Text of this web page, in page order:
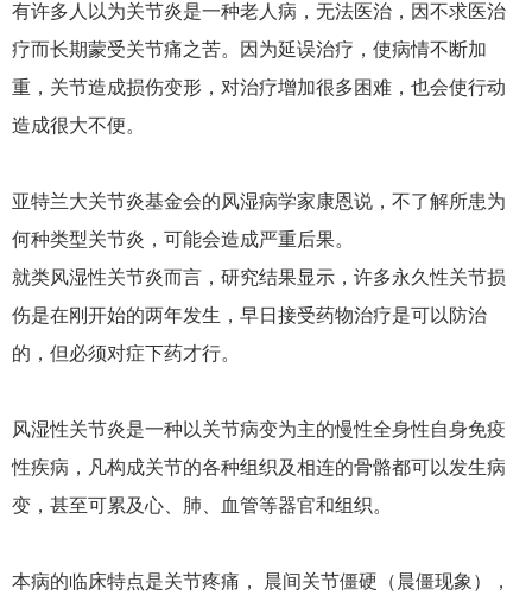
有许多人以为关节炎是一种老人病，无法医治，因不求医治
疗而长期蒙受关节痛之苦。因为延误治疗，使病情不断加
重，关节造成损伤变形，对治疗增加很多困难，也会使行动
造成很大不便。
亚特兰大关节炎基金会的风湿病学家康恩说，不了解所患为
何种类型关节炎，可能会造成严重后果。
就类风湿性关节炎而言，研究结果显示，许多永久性关节损
伤是在刚开始的两年发生，早日接受药物治疗是可以防治
的，但必须对症下药才行。
风湿性关节炎是一种以关节病变为主的慢性全身性自身免疫
性疾病，凡构成关节的各种组织及相连的骨骼都可以发生病
变，甚至可累及心、肺、血管等器官和组织。
本病的临床特点是关节疼痛， 晨间关节僵硬（晨僵现象），